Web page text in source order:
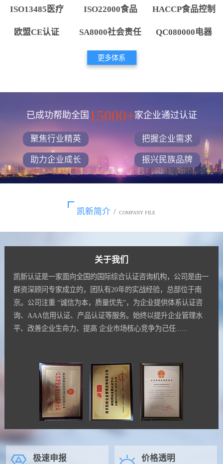
ISO13485医疗 ISO22000食品 HACCP食品控制
欧盟CE认证 SA8000社会责任 QC080000电器
更多体系
已成功帮助全国 15000+家企业通过认证
聚焦行业精英 把握企业需求
助力企业成长 振兴民族品牌
凯新简介 / COMPANY FILE
关于我们
凯新认证是一家面向全国的国际综合认证咨询机构，公司是由一
群资深顾问专家成立的，团队有20年的实战经验，总部位于南
京。公司注重 “诚信为本，质量优先”，为企业提供体系认证咨
询、AAA信用认证、产品认证等服务。始终以提升企业管理水
平、改善企业生命力、提高 企业市场核心竞争为己任......
极速申报 价格透明